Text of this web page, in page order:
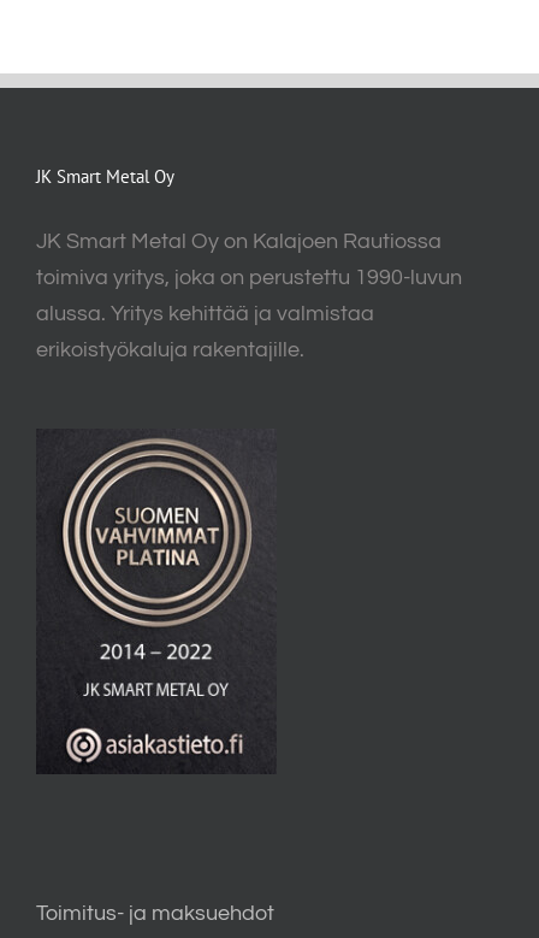
JK Smart Metal Oy
JK Smart Metal Oy on Kalajoen Rautiossa
toimiva yritys, joka on perustettu 1990-luvun
alussa. Yritys kehittää ja valmistaa
erikoistyökaluja rakentajille.
Toimitus- ja maksuehdot